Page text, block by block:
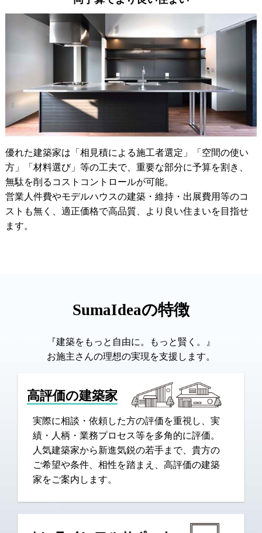
優れた建築家は「相見積による施工者選定」「空間の使い
方」「材料選び」等の工夫で、重要な部分に予算を割き、
無駄を削るコストコントロールが可能。
営業人件費やモデルハウスの建築・維持・出展費用等のコ
ストも無く、適正価格で高品質、より良い住まいを目指せ
ます。
SumaIdeaの特徴
『建築をもっと自由に。もっと賢く。』
お施主さんの理想の実現を支援します。
高評価の建築家
実際に相談・依頼した方の評価を重視し、実
績・人柄・業務プロセス等を多角的に評価。
人気建築家から新進気鋭の若手まで、貴方の
ご希望や条件、相性を踏まえ、高評価の建築
家をご案内します。